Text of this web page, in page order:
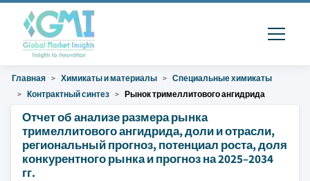
Главная Химикаты и материалы
Специальные химикаты
Контрактный синтез
Рынок тримеллитового ангидрида
Отчет об анализе размера рынка
тримеллитового ангидрида, доли и отрасли,
региональный прогноз, потенциал роста, доля
конкурентного рынка и прогноз на 2025–2034
гг.